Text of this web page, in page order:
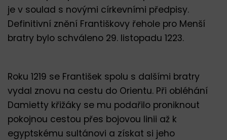
je v soulad s novými církevními předpisy.
Definitivní znění Františkovy řehole pro Menší
bratry bylo schváleno 29. listopadu 1223.
Roku 1219 se František spolu s dalšími bratry
vydal znovu na cestu do Orientu. Při obléhání
Damietty křižáky se mu podařilo proniknout
pokojnou cestou přes bojovou linii až k
egyptskému sultánovi a získat si jeho